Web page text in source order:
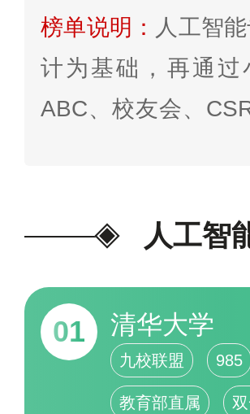
榜单说明： 人工智
计为基础，再通
ABC、校友会、
数据，结合学校的
间、办学规模、学
成果等评估指标，
大模型而得出，是
观呈现的结果。上
人工智
01 清华大学
九校联盟 985
教育部直属